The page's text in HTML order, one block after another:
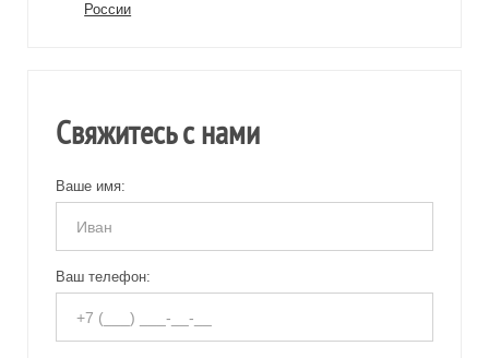
России
Свяжитесь с нами
Ваше имя:
Ваш телефон: